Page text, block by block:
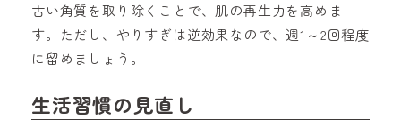
古い角質を取り除くことで、肌の再生力を高めま
す。ただし、やりすぎは逆効果なので、週1～2回程度
に留めましょう。
生活習慣の見直し